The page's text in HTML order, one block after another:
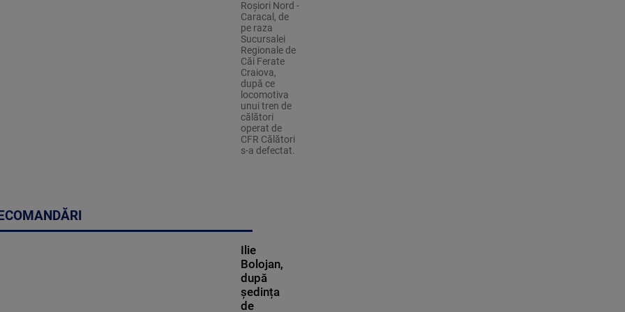
Roşiori Nord -
Caracal, de
pe raza
Sucursalei
Regionale de
Căi Ferate
Craiova,
după ce
locomotiva
unui tren de
călători
operat de
CFR Călători
s-a defectat.
Ilie
Bolojan,
după
ședința
de